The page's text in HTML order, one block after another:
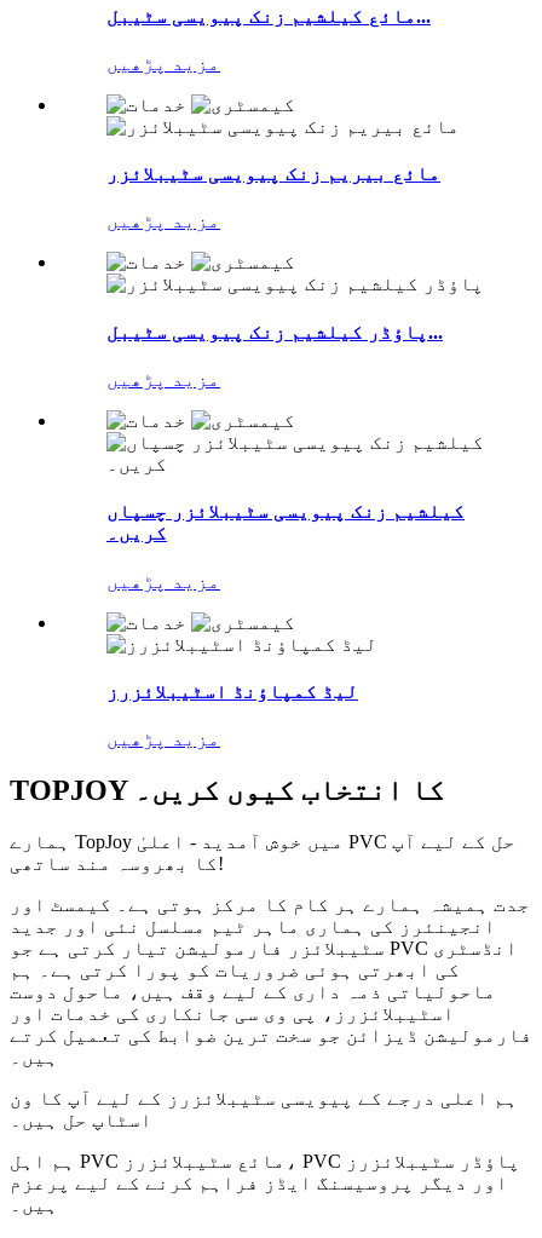
مائع کیلشیم زنک پیویسی سٹیبل...
مزید پڑھیں
مائع بیریم زنک پیویسی سٹیبلائزر
مزید پڑھیں
پاؤڈر کیلشیم زنک پیویسی سٹیبل...
مزید پڑھیں
کیلشیم زنک پیویسی سٹیبلائزر چسپاں
کریں۔
مزید پڑھیں
لیڈ کمپاؤنڈ اسٹیبلائزرز
مزید پڑھیں
TOPJOY کا انتخاب کیوں کریں۔
ہمارے TopJoy میں خوش آمدید - اعلیٰ PVC حل کے لیے آپ
کا بھروسہ مند ساتھی!
جدت ہمیشہ ہمارے ہر کام کا مرکز ہوتی ہے۔ کیمسٹ اور
انجینئرز کی ہماری ماہر ٹیم مسلسل نئی اور جدید
سٹیبلائزر فارمولیشن تیار کرتی ہے جو PVC انڈسٹری
کی ابھرتی ہوئی ضروریات کو پورا کرتی ہے۔ ہم
ماحولیاتی ذمہ داری کے لیے وقف ہیں، ماحول دوست
اسٹیبلائزرز، پی وی سی جانکاری کی خدمات اور
فارمولیشن ڈیزائن جو سخت ترین ضوابط کی تعمیل کرتے
ہیں۔
ہم اعلی درجے کے پیویسی سٹیبلائزرز کے لیے آپ کا ون
اسٹاپ حل ہیں۔
ہم اہل PVC مائع سٹیبلائزرز، PVC پاؤڈر سٹیبلائزرز
اور دیگر پروسیسنگ ایڈز فراہم کرنے کے لیے پرعزم
ہیں۔